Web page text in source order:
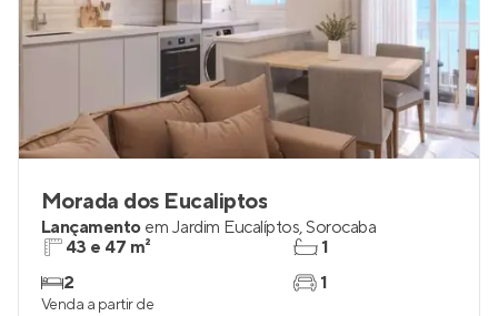
Morada dos Eucaliptos
Lançamento em Jardim Eucalíptos,Sorocaba
43 e 47 m²
2
1
1
Venda a partir de